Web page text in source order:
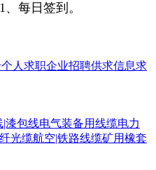
1、每日签到。
个人求职企业招聘供求信息求
|漆包线电气装备用线缆电力
光缆航空|铁路线缆矿用橡套